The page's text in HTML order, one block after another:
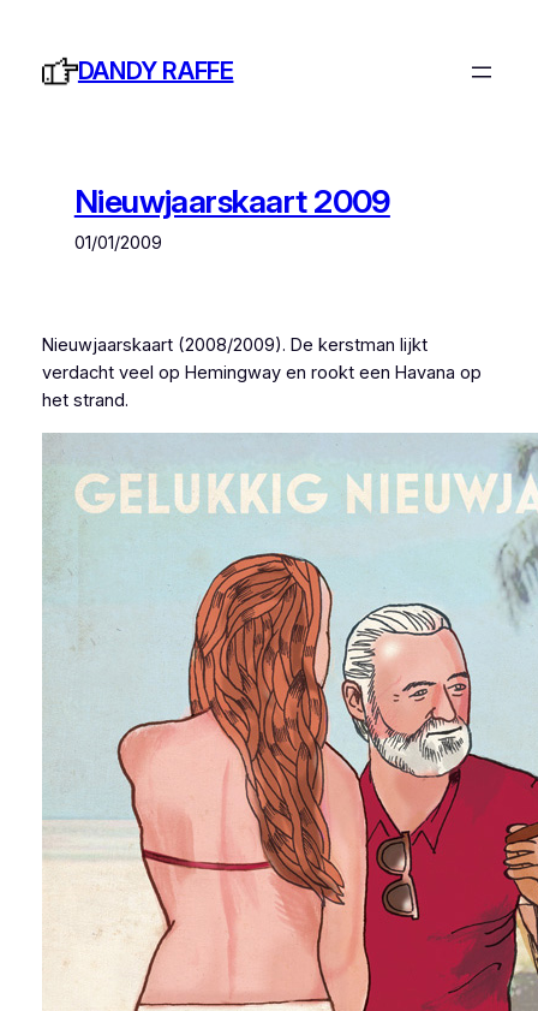
DANDY RAFFE
Nieuwjaarskaart 2009
01/01/2009
Nieuwjaarskaart (2008/2009). De kerstman lijkt
verdacht veel op Hemingway en rookt een Havana op
het strand.